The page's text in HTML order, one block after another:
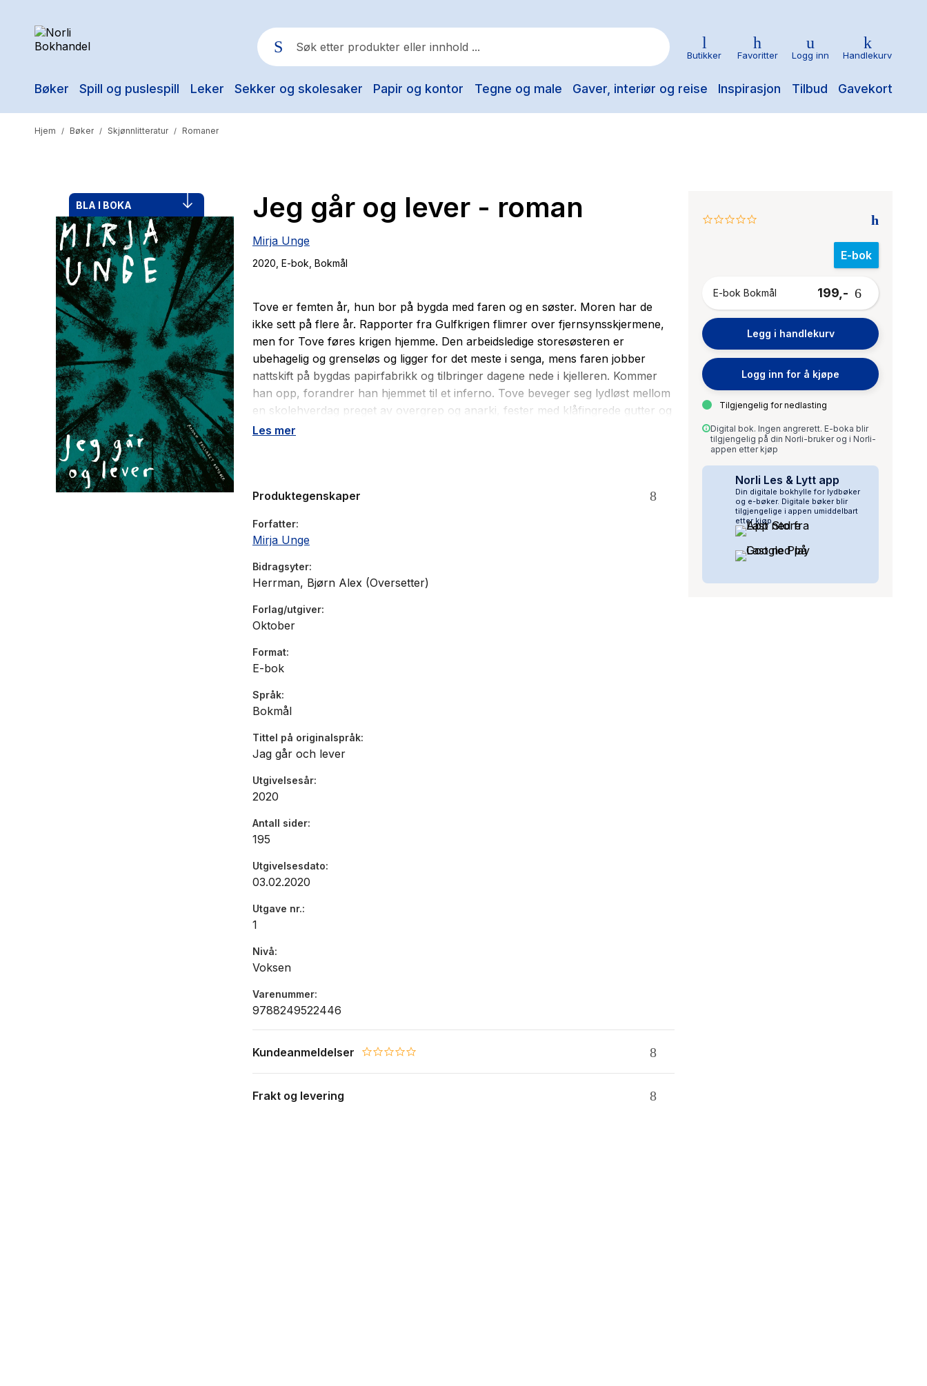
Bøker Spill og puslespill Leker Sekker og skolesaker Papir og kontor Tegne og male Gaver, interiør og reise Inspirasjon Tilbud Gavekort
Populære søk
Yesteryear
Elizabeth Strout
The Housemaid
Butikker Favoritter Logg inn Handlekurv
Hjem / Bøker / Skjønnlitteratur / Romaner
Jeg går og lever - roman
Mirja Unge
2020 , E-bok , Bokmål
BLA I BOKA
0.0
E-bok
E-bok Bokmål 199,-
Legg i handlekurv
Logg inn for å kjøpe
Tilgjengelig for nedlasting
Digital bok. Ingen angrerett. E-boka blir
tilgjengelig på din Norli-bruker og i Norli-
appen etter kjøp
Norli Les & Lytt app
Din digitale bokhylle for lydbøker
og e-bøker. Digitale bøker blir
tilgjengelige i appen umiddelbart
etter kjøp.
Tove er femten år, hun bor på bygda med faren og en søster. Moren har de
ikke sett på flere år. Rapporter fra Gulfkrigen flimrer over fjernsynsskjermene,
men for Tove føres krigen hjemme. Den arbeidsledige storesøsteren er
ubehagelig og grenseløs og ligger for det meste i senga, mens faren jobber
nattskift på bygdas papirfabrikk og tilbringer dagene nede i kjelleren. Kommer
han opp, forandrer han hjemmet til et inferno. Tove beveger seg lydløst mellom
en skolehverdag preget av overgrep og anarki, fester med klåfingrede gutter og
bedøvende sprit, og småbygatene, der sosialt utstøtte og andre skakke
Tove er sterk, hun vil klare seg, hun vil gå og leve.
Les mer
Produktegenskaper
Forfatter
Mirja Unge
Bidragsyter
Herrman, Bjørn Alex (Oversetter)
Forlag/utgiver
Oktober
Format
E-bok
Språk
Bokmål
Tittel på originalspråk
Jag går och lever
Utgivelsesår
2020
Antall sider
195
Utgivelsesdato
03.02.2020
Utgave nr.
1
Nivå
Voksen
Varenummer
9788249522446
Kundeanmeldelser 0.0 star rating
Frakt og levering